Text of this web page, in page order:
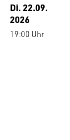
Di. 22.09.
2026
19:00 Uhr